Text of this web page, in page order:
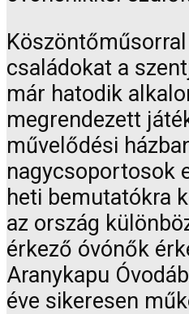
családokat a
már hatodik
megrendezett
művelődési
nagycsoportosok
heti bemutatókra
az ország
érkező óvónők
Aranykapu
éve sikeresen